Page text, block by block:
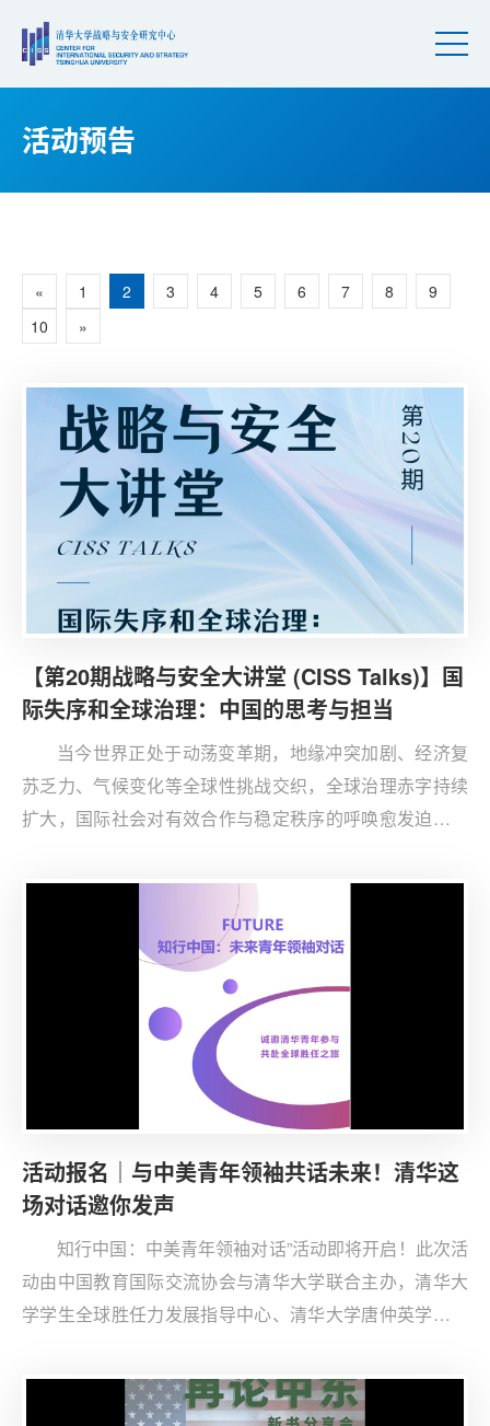
活动预告
« 1 2 3 4 5 6 7 8
9
10
»
【第20期战略与安全大讲堂 (CISS Talks)】国
际失序和全球治理：中国的思考与担当
当今世界正处于动荡变革期，地缘冲突加剧、经济复
苏乏力、气候变化等全球性挑战交织，全球治理赤字持续
扩大，国际社会对有效合作与稳定秩序的呼唤愈发迫切。
失序”，又如何为弥补“全球治理赤字”贡献智慧与力量，成
为关乎未来走向的核心议题之一。
活动报名｜与中美青年领袖共话未来！清华这
场对话邀你发声
知行中国：中美青年领袖对话”活动即将开启！此次活
动由中国教育国际交流协会与清华大学联合主办，清华大
学学生全球胜任力发展指导中心、清华大学唐仲英学生全
际交流与合作处、清华国际青年对话秘书处具体承办，由
清华大学经管学院提供支持。活动旨在创设中美青年领袖